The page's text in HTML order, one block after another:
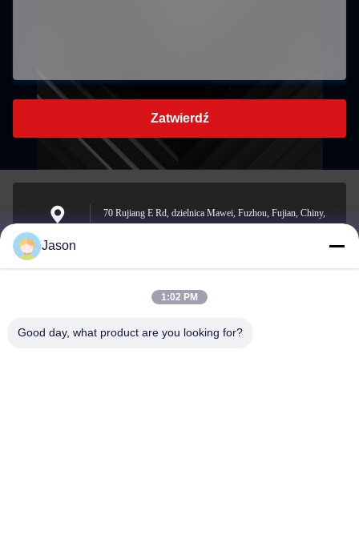
Zatwierdź
70 Rujiang E Rd, dzielnica Mawei, Fuzhou, Fujian, Chiny,
Wiadomość
elektroniczna
Jason
1:02 PM
Good day, what product are you looking for?